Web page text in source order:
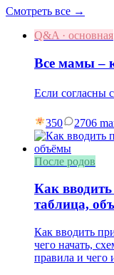
Смотреть все →
Q&A · основная
Все мамы –
Если согласны
350 2706
После родов
Как
таблица,
Как вводить
чего начать,
правила и чего